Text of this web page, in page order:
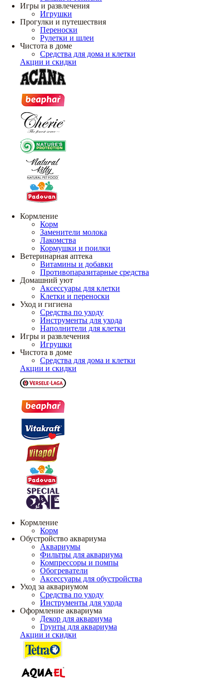
Игры и развлечения
Игрушки
Прогулки и путешествия
Переноски
Рулетки и шлеи
Чистота в доме
Средства для дома и клетки
Акции и скидки
Кормление
Корм
Заменители молока
Лакомства
Кормушки и поилки
Ветеринарная аптека
Витамины и добавки
Противопаразитарные средства
Домашний уют
Аксессуары для клетки
Клетки и переноски
Уход и гигиена
Средства по уходу
Инструменты для ухода
Наполнители для клетки
Игры и развлечения
Игрушки
Чистота в доме
Средства для дома и клетки
Акции и скидки
Кормление
Корм
Обустройство аквариума
Аквариумы
Фильтры для аквариума
Компрессоры и помпы
Обогреватели
Аксессуары для обустройства
Уход за аквариумом
Средства по уходу
Инструменты для ухода
Оформление аквариума
Декор для аквариума
Грунты для аквариума
Акции и скидки